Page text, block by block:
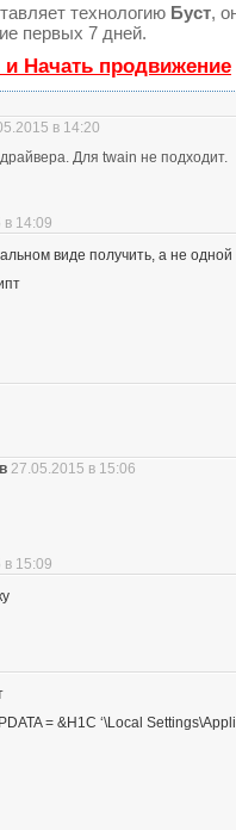
технологию Буст,
первых 7 дней.
и Начать продвижение
в 14:20
Для twain не подходит.
в 14:09
виде получить, а не одной
27.05.2015 в 15:06
в 15:09
= &H1C ‘\Local